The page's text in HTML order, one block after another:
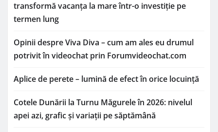
transformă vacanța la mare într-o investiție pe
termen lung
Opinii despre Viva Diva – cum am ales eu drumul
potrivit în videochat prin Forumvideochat.com
Aplice de perete – lumină de efect în orice locuință
Cotele Dunării la Turnu Măgurele în 2026: nivelul
apei azi, grafic și variații pe săptămână